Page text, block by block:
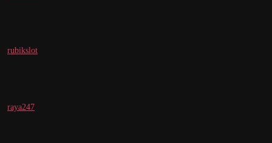
rubikslot
raya247